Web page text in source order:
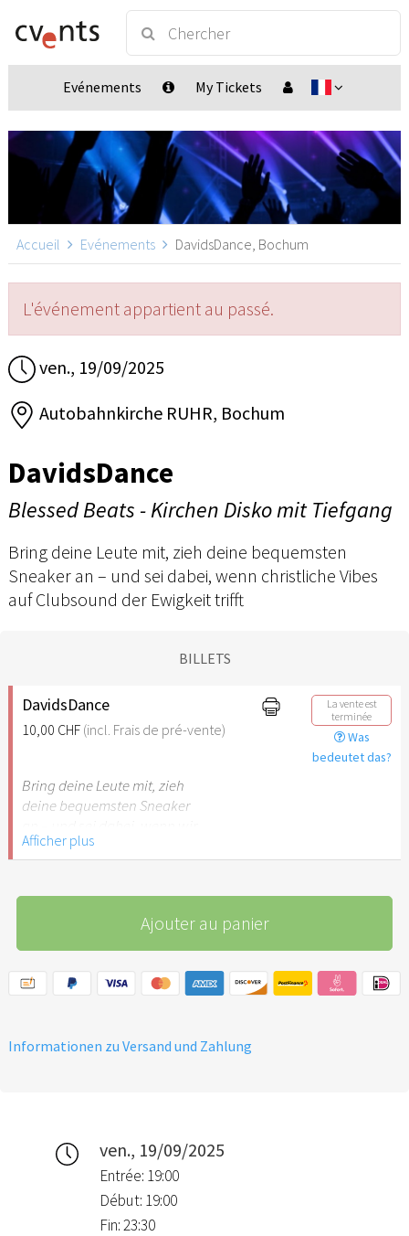
Evénements My Tickets
Accueil Evénements DavidsDance, Bochum
L'événement appartient au passé.
ven., 19/09/2025
Autobahnkirche RUHR, Bochum
DavidsDance
Blessed Beats - Kirchen Disko mit Tiefgang
Bring deine Leute mit, zieh deine bequemsten
Sneaker an – und sei dabei, wenn christliche Vibes
auf Clubsound der Ewigkeit trifft
BILLETS
DavidsDance
10,00 CHF (incl. Frais de pré-vente)
La vente est
terminée
Was
bedeutet das?
Bring deine Leute mit, zieh
deine bequemsten Sneaker
feiern wie David: mit
Leidenschaft, wildem Tanz
Afficher plus
Ajouter au panier
Informationen zu Versand und Zahlung
ven., 19/09/2025
Entrée: 19:00
Début: 19:00
Fin: 23:30